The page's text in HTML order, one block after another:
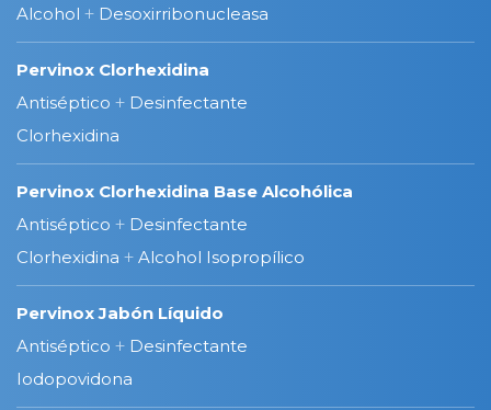
Alcohol + Desoxirribonucleasa
Pervinox Clorhexidina
Antiséptico + Desinfectante
Clorhexidina
Pervinox Clorhexidina Base Alcohólica
Antiséptico + Desinfectante
Clorhexidina + Alcohol Isopropílico
Pervinox Jabón Líquido
Antiséptico + Desinfectante
Iodopovidona